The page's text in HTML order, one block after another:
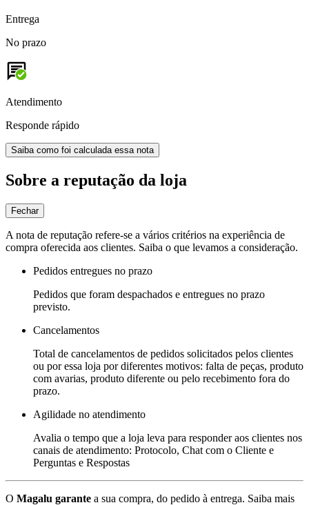
Entrega
No prazo
Atendimento
Responde rápido
Saiba como foi calculada essa nota
Sobre a reputação da loja
Fechar
A nota de reputação refere-se a vários critérios na experiência de
compra oferecida aos clientes. Saiba o que levamos a consideração.
Pedidos entregues no prazo
Pedidos que foram despachados e entregues no prazo
previsto.
Cancelamentos
Total de cancelamentos de pedidos solicitados pelos clientes
ou por essa loja por diferentes motivos: falta de peças, produto
com avarias, produto diferente ou pelo recebimento fora do
prazo.
Agilidade no atendimento
Avalia o tempo que a loja leva para responder aos clientes nos
canais de atendimento: Protocolo, Chat com o Cliente e
Perguntas e Respostas
O Magalu garante a sua compra, do pedido à entrega. Saiba mais